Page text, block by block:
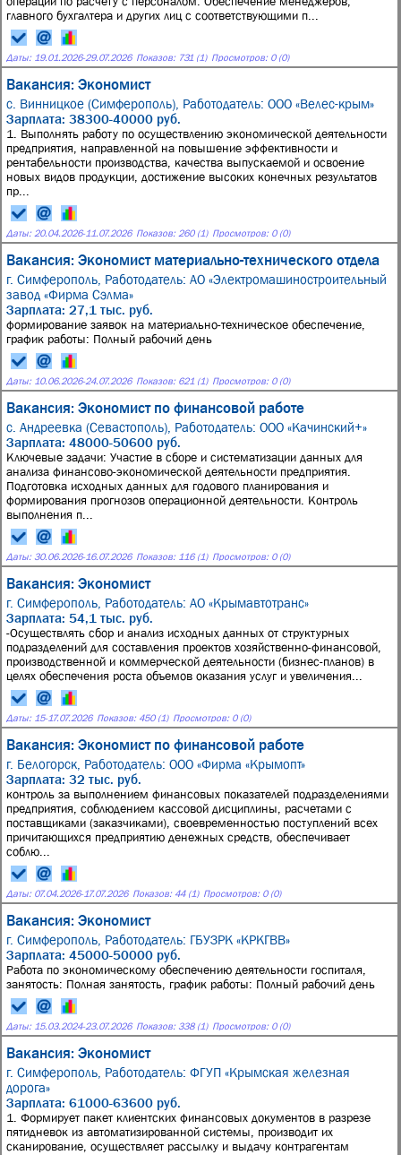
главного бухгалтера и других лиц с соответствующими п...
Даты: 19.01.2026-29.07.2026 Показов: 731 (1) Просмотров: 0 (0)
Вакансия: Экономист
с. Винницкое (Симферополь), Работодатель: ООО «Велес-крым»
Зарплата: 38300-40000 руб.
1. Выполнять работу по осуществлению экономической деятельности
предприятия, направленной на повышение эффективности и
рентабельности производства, качества выпускаемой и освоение
новых видов продукции, достижение высоких конечных результатов
пр...
Даты: 20.04.2026-11.07.2026 Показов: 260 (1) Просмотров: 0 (0)
Вакансия: Экономист материально-технического отдела
г. Симферополь, Работодатель: АО «Электромашиностроительный
завод «Фирма Сэлма»
Зарплата: 27,1 тыс. руб.
формирование заявок на материально-техническое обеспечение,
график работы: Полный рабочий день
Даты: 10.06.2026-24.07.2026 Показов: 621 (1) Просмотров: 0 (0)
Вакансия: Экономист по финансовой работе
с. Андреевка (Севастополь), Работодатель: ООО «Качинский+»
Зарплата: 48000-50600 руб.
Ключевые задачи: Участие в сборе и систематизации данных для
анализа финансово-экономической деятельности предприятия.
Подготовка исходных данных для годового планирования и
формирования прогнозов операционной деятельности. Контроль
выполнения п...
Даты: 30.06.2026-16.07.2026 Показов: 116 (1) Просмотров: 0 (0)
Вакансия: Экономист
г. Симферополь, Работодатель: АО «Крымавтотранс»
Зарплата: 54,1 тыс. руб.
-Осуществлять сбор и анализ исходных данных от структурных
подразделений для составления проектов хозяйственно-финансовой,
производственной и коммерческой деятельности (бизнес-планов) в
целях обеспечения роста объемов оказания услуг и увеличения...
Даты: 15-17.07.2026 Показов: 450 (1) Просмотров: 0 (0)
Вакансия: Экономист по финансовой работе
г. Белогорск, Работодатель: ООО «Фирма «Крымопт»
Зарплата: 32 тыс. руб.
контроль за выполнением финансовых показателей подразделениями
предприятия, соблюдением кассовой дисциплины, расчетами с
поставщиками (заказчиками), своевременностью поступлений всех
причитающихся предприятию денежных средств, обеспечивает
соблю...
Даты: 07.04.2026-17.07.2026 Показов: 44 (1) Просмотров: 0 (0)
Вакансия: Экономист
г. Симферополь, Работодатель: ГБУЗРК «КРКГВВ»
Зарплата: 45000-50000 руб.
Работа по экономическому обеспечению деятельности госпиталя,
занятость: Полная занятость, график работы: Полный рабочий день
Даты: 15.03.2024-23.07.2026 Показов: 338 (1) Просмотров: 0 (0)
Вакансия: Экономист
г. Симферополь, Работодатель: ФГУП «Крымская железная
дорога»
Зарплата: 61000-63600 руб.
1. Формирует пакет клиентских финансовых документов в разрезе
пятидневок из автоматизированной системы, производит их
сканирование, осуществляет рассылку и выдачу контрагентам